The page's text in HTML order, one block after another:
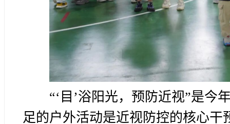
“‘目’浴阳光，预防近视”是今
足的户外活动是近视防控的核心